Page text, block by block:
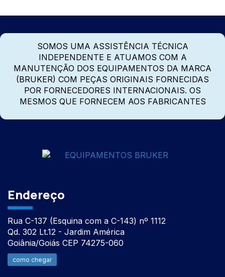
SOMOS UMA ASSISTÊNCIA TÉCNICA
INDEPENDENTE E ATUAMOS COM A
MANUTENÇÃO DOS EQUIPAMENTOS DA MARCA
(BRUKER) COM PEÇAS ORIGINAIS FORNECIDAS
POR FORNECEDORES INTERNACIONAIS. OS
MESMOS QUE FORNECEM AOS FABRICANTES
Endereço
Rua C-137 (Esquina com a C-143) nº 1112
Qd. 302 Lt.12 - Jardim América
Goiânia/Goiás CEP 74275-060
como chegar